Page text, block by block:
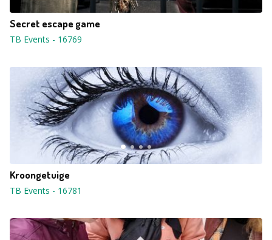
Secret escape game
TB Events - 16769
Kroongetuige
TB Events - 16781